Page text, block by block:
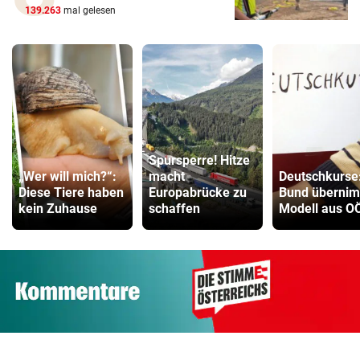
139.263 mal gelesen
„Wer will mich?“:
Diese Tiere haben
kein Zuhause
Spursperre! Hitze
macht
Europabrücke zu
schaffen
Bund
Modell aus